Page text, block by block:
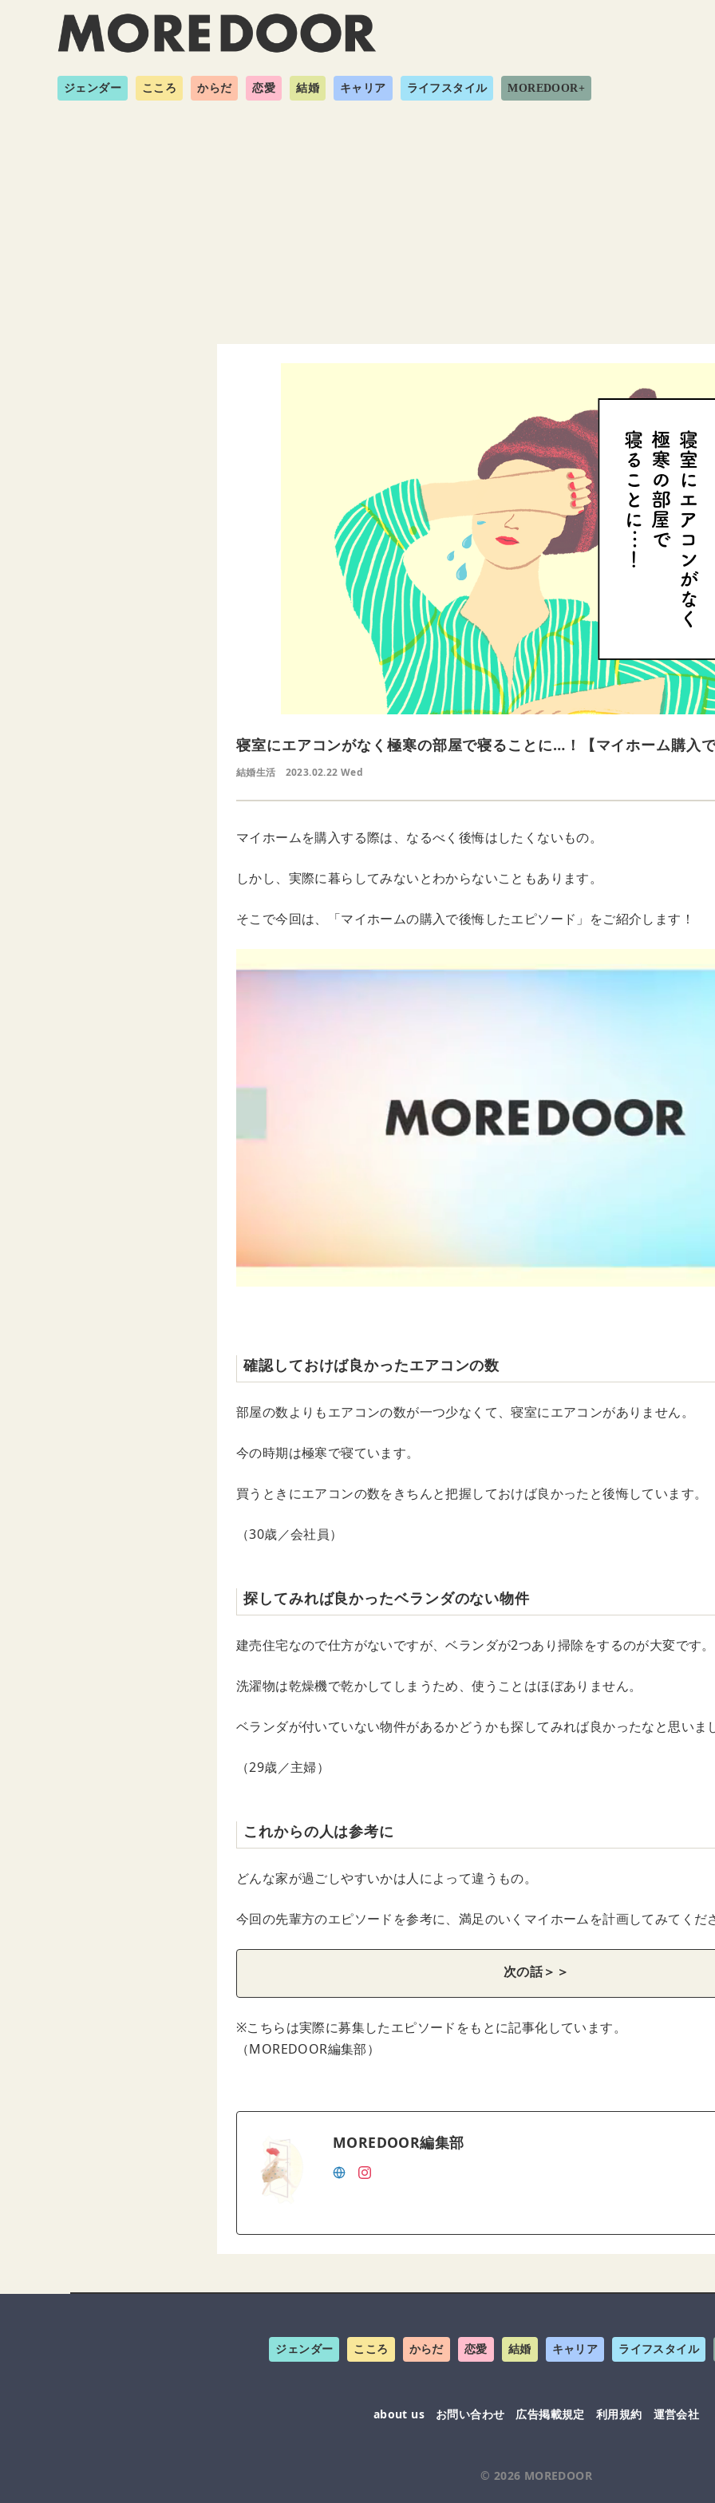
ジェンダー こころ からだ 恋愛 結婚 キャリア ライフスタイル MOREDOOR+
寝室にエアコンがなく極寒の部屋で寝ることに…！【マイホーム購入
結婚生活 2023.02.22 Wed
マイホームを購入する際は、なるべく後悔はしたくないもの。
しかし、実際に暮らしてみないとわからないこともあります。
そこで今回は、「マイホームの購入で後悔したエピソード」をご紹介します！
確認しておけば良かったエアコンの数
部屋の数よりもエアコンの数が一つ少なくて、寝室にエアコンがありません。
今の時期は極寒で寝ています。
買うときにエアコンの数をきちんと把握しておけば良かったと後悔しています。
（30歳／会社員）
探してみれば良かったベランダのない物件
建売住宅なので仕方がないですが、ベランダが2つあり掃除をするのが大変です。
洗濯物は乾燥機で乾かしてしまうため、使うことはほぼありません。
ベランダが付いていない物件があるかどうかも探してみれば良かったなと思いま
（29歳／主婦）
これからの人は参考に
どんな家が過ごしやすいかは人によって違うもの。
今回の先輩方のエピソードを参考に、満足のいくマイホームを計画してみてくだ
次の話＞＞
※こちらは実際に募集したエピソードをもとに記事化しています。
（MOREDOOR編集部）
MOREDOOR編集部
ジェンダー こころ からだ 恋愛 結婚 キャリア ライフスタイル
about us お問い合わせ 広告掲載規定 利用規約 運営会社
© 2026 MOREDOOR